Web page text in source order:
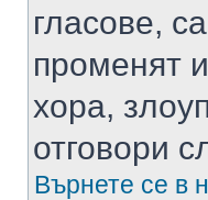
гласове,
променят
хора,
отговори
Върнете се в